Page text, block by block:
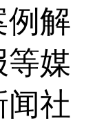
例解
等媒
社